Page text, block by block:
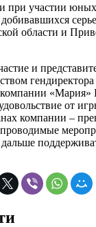
при участии
области и
и
компании
от
компании –